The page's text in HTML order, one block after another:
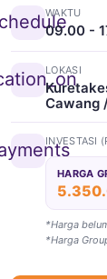
WAKTU
09.00 -
LOKASI
Cawang
INVESTASI
HARGA
*Harga
*Harga